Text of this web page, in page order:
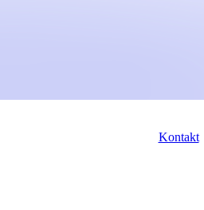
Kontakt